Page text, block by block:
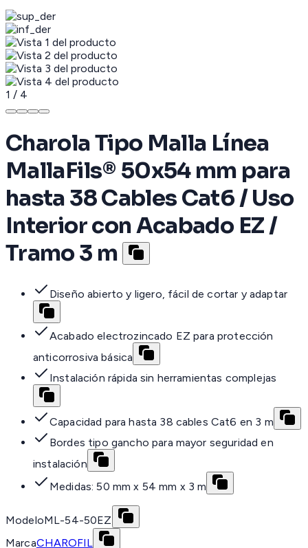
1 / 4
Charola Tipo Malla Línea
MallaFils® 50x54 mm para
hasta 38 Cables Cat6 / Uso
Interior con Acabado EZ /
Tramo 3 m
Diseño abierto y ligero, fácil de cortar y adaptar
Acabado electrozincado EZ para protección
anticorrosiva básica
Instalación rápida sin herramientas complejas
Capacidad para hasta 38 cables Cat6 en 3 m
Bordes tipo gancho para mayor seguridad en
instalación
Medidas: 50 mm x 54 mm x 3 m
ModeloML-54-50EZ
MarcaCHAROFIL